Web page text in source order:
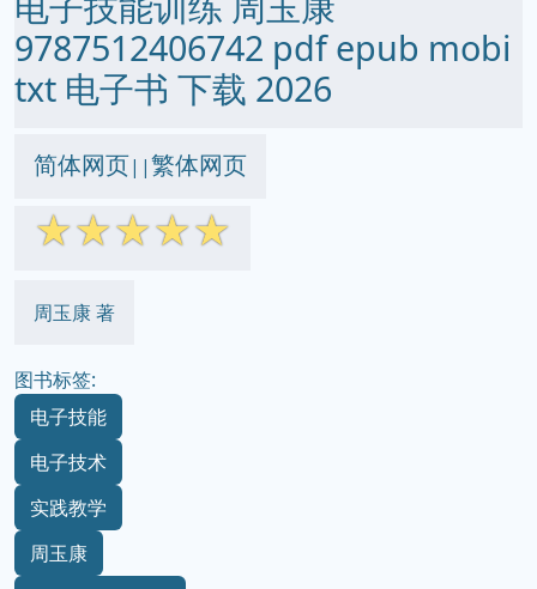
9787512406742 pdf epub mobi
txt 电子书 下载 2026
简体网页||繁体网页
☆☆☆☆☆
周玉康 著
图书标签:
电子技能
电子技术
实践教学
周玉康